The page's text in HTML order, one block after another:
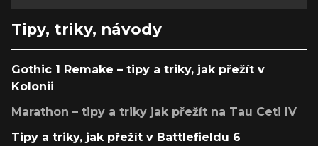
Tipy, triky, návody
Gothic 1 Remake – tipy a triky, jak přežít v
Kolonii
Marathon – tipy a triky jak přežít na Tau Ceti IV
Tipy a triky, jak přežít v Battlefieldu 6